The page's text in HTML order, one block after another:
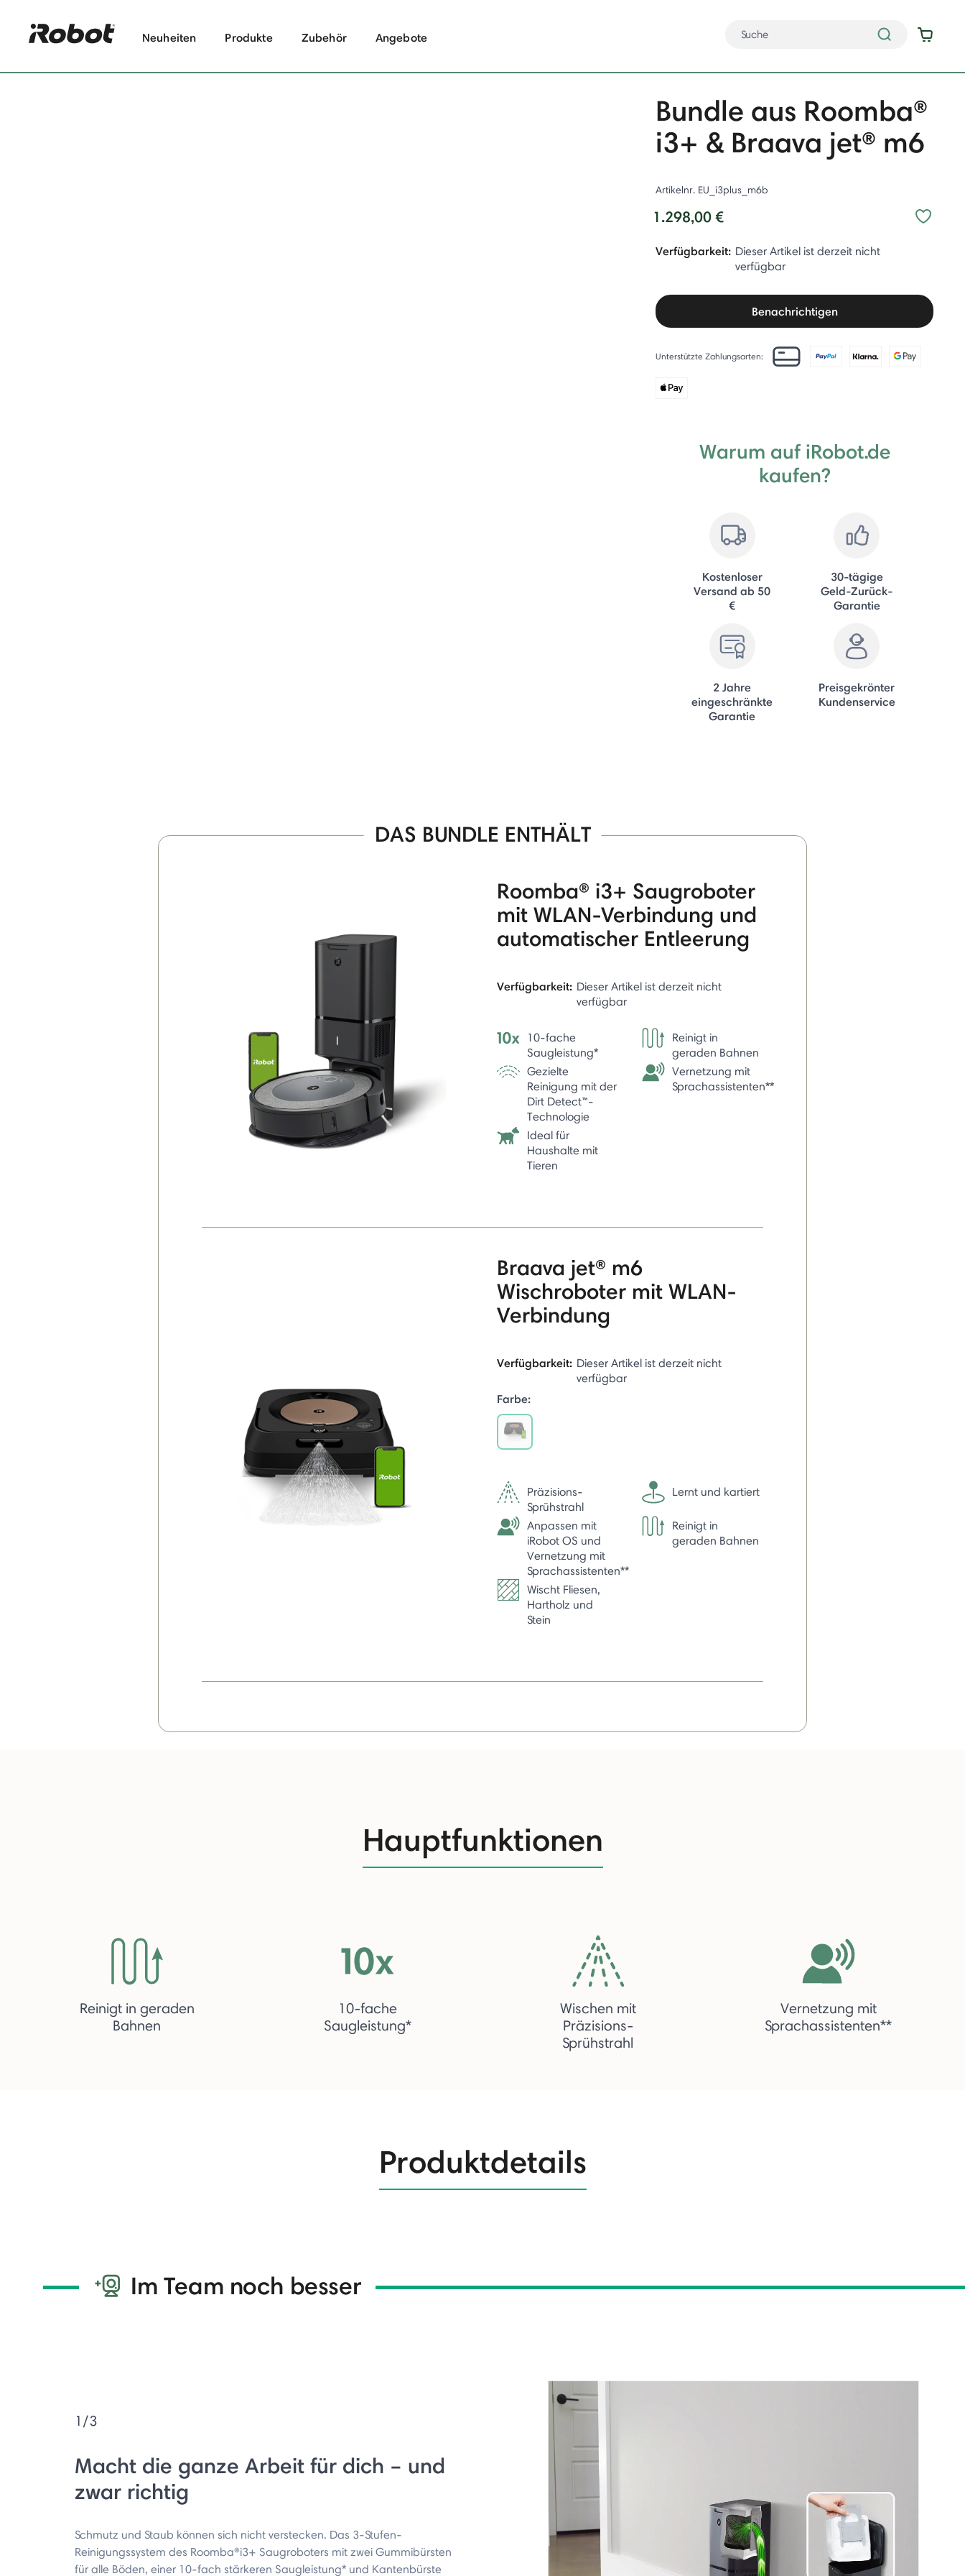
Neuheiten Produkte Zubehör Angebote
Bundle aus Roomba®
i3+ & Braava jet® m6
Artikelnr. EU_i3plus_m6b
1.298,00 €
Verfügbarkeit: Dieser Artikel ist derzeit nicht
verfügbar
Benachrichtigen
Unterstützte Zahlungsarten:
Warum auf iRobot.de
kaufen?
Kostenloser
Versand ab 50
€
30-tägige
Geld-Zurück-
Garantie
2 Jahre
eingeschränkte
Garantie
Preisgekrönter
Kundenservice
DAS BUNDLE ENTHÄLT
Roomba® i3+ Saugroboter
mit WLAN-Verbindung und
automatischer Entleerung
Verfügbarkeit: Dieser Artikel ist derzeit nicht
verfügbar
10-fache
Saugleistung*
Reinigt in
geraden Bahnen
Gezielte
Reinigung mit der
Dirt Detect™-
Technologie
Vernetzung mit
Sprachassistenten**
Ideal für
Haushalte mit
Tieren
Braava jet® m6
Wischroboter mit WLAN-
Verbindung
Verfügbarkeit: Dieser Artikel ist derzeit nicht
verfügbar
Farbe:
Präzisions-
Sprühstrahl
Lernt und kartiert
Anpassen mit
iRobot OS und
Vernetzung mit
Sprachassistenten**
Reinigt in
geraden Bahnen
Wischt Fliesen,
Hartholz und
Stein
Hauptfunktionen
Reinigt in geraden
Bahnen
10-fache
Saugleistung*
Wischen mit
Präzisions-
Sprühstrahl
Vernetzung mit
Sprachassistenten**
Produktdetails
Im Team noch besser
1/3
Macht die ganze Arbeit für dich – und
zwar richtig
Schmutz und Staub können sich nicht verstecken. Das 3-Stufen-
Reinigungssystem des Roomba®i3+ Saugroboters mit zwei Gummibürsten
für alle Böden, einer 10-fach stärkeren Saugleistung* und Kantenbürste